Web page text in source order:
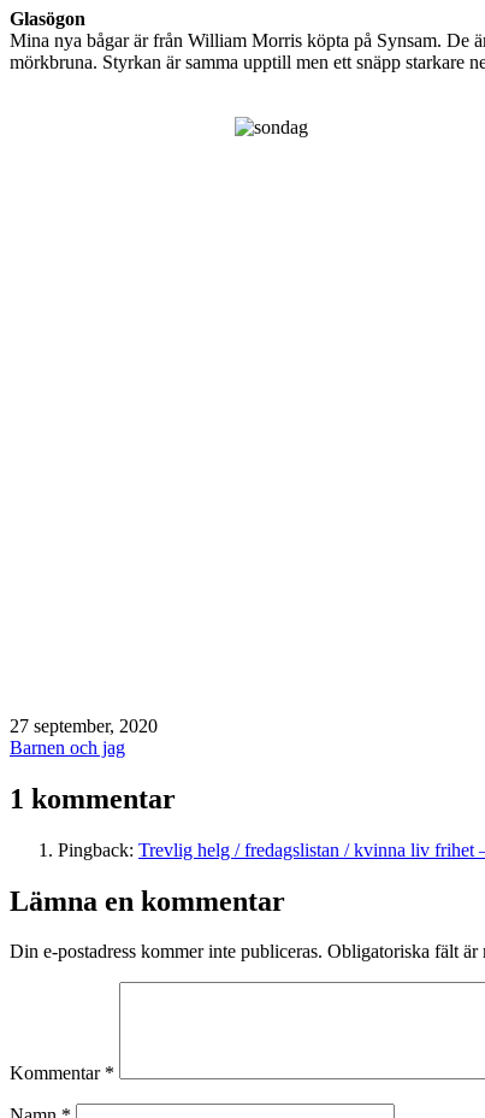
Glasögon
Mina nya bågar är från William Morris köpta på Synsam. De
mörkbruna. Styrkan är samma upptill men ett snäpp starkare
Publicerat
den
27 september, 2020
Kategoriserat
Barnen och jag
1 kommentar
Pingback: Trevlig helg / fredagslistan / kvinna liv frihet
Lämna en kommentar
Din e-postadress kommer inte publiceras. Obligatoriska fält är
Kommentar *